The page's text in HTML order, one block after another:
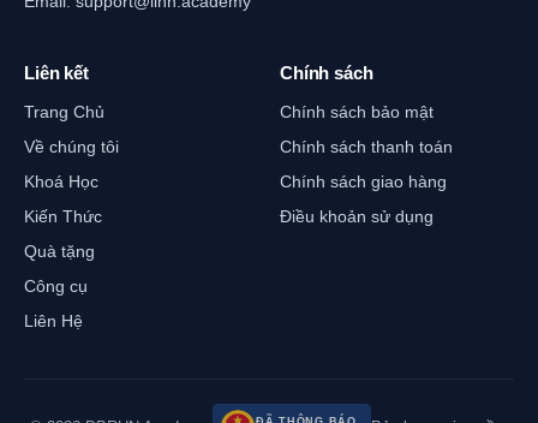
Liên kết
Trang Chủ
Về chúng tôi
Khoá Học
Kiến Thức
Quà tặng
Công cụ
Liên Hệ
Chính sách
Chính sách bảo mật
Chính sách thanh toán
Chính sách giao hàng
Điều khoản sử dụng